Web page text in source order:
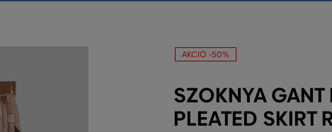
AKCIÓ -50%
SZOKNYA GANT
PLEATED SKIRT